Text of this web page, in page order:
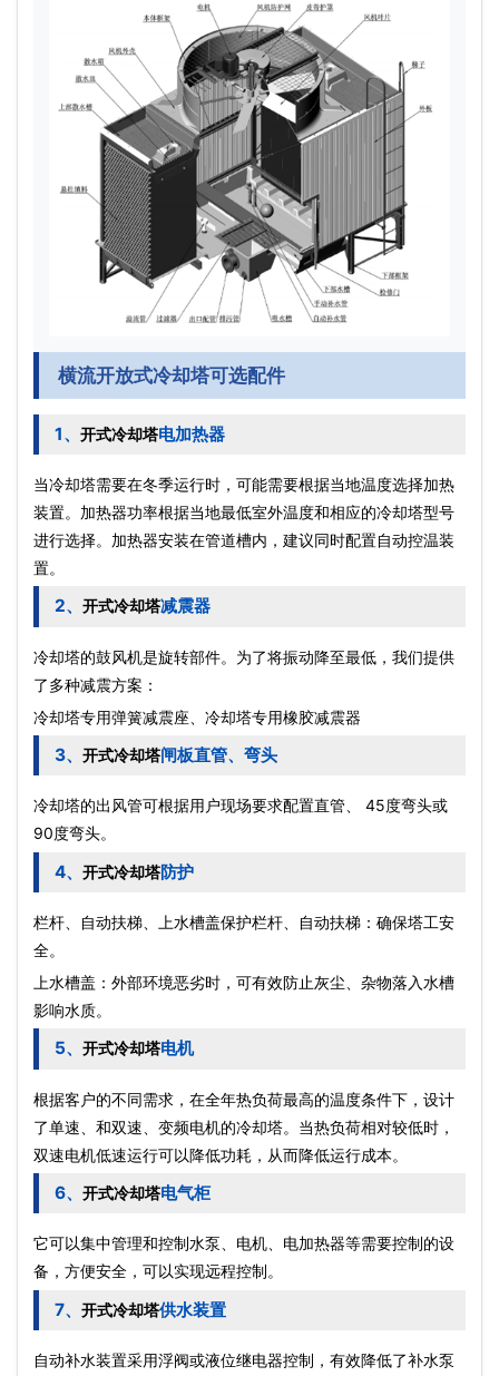
横流开放式冷却塔可选配件
1、 开式冷却塔电加热器
当冷却塔需要在冬季运行时，可能需要根据当地温度选择加热
装置。加热器功率根据当地最低室外温度和相应的冷却塔型号
进行选择。加热器安装在管道槽内，建议同时配置自动控温装
置。
2、 开式冷却塔减震器
冷却塔的鼓风机是旋转部件。为了将振动降至最低，我们提供
了多种减震方案：
冷却塔专用弹簧减震座、冷却塔专用橡胶减震器
3、 开式冷却塔闸板直管、弯头
冷却塔的出风管可根据用户现场要求配置直管、 45度弯头或
90度弯头。
4、 开式冷却塔防护
栏杆、自动扶梯、上水槽盖保护栏杆、自动扶梯：确保塔工安
全。
上水槽盖：外部环境恶劣时，可有效防止灰尘、杂物落入水槽
影响水质。
5、 开式冷却塔电机
根据客户的不同需求，在全年热负荷最高的温度条件下，设计
了单速、和双速、变频电机的冷却塔。当热负荷相对较低时，
双速电机低速运行可以降低功耗，从而降低运行成本。
6、 开式冷却塔电气柜
它可以集中管理和控制水泵 、电机、电加热器等需要控制的设
备，方便安全，可以实现远程控制。
7、 开式冷却塔供水装置
自动补水装置采用浮阀或液位继电器控制，有效降低了补水泵